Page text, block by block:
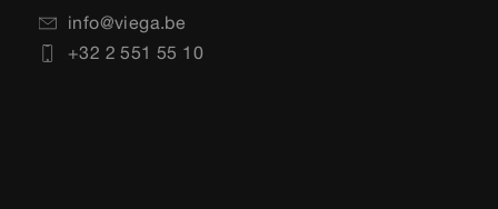
info@viega.be
+32 2 551 55 10